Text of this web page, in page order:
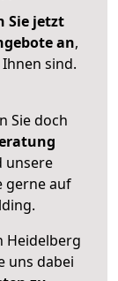
Sie jetzt
an,
sind.
Sie doch
unsere
gerne auf
Heidelberg
uns dabei